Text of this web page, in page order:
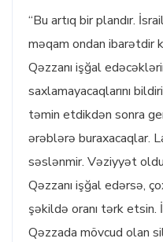
“Bu artıq bir plandır.
məqam ondan ibarətdir
Qəzzanı işğal
saxlamayacaqlarını
təmin etdikdən sonra
ərəblərə buraxacaqlar.
səslənmir. Vəziyyət
Qəzzanı işğal edərsə,
şəkildə oranı tərk etsin.
Qəzzada mövcud olan